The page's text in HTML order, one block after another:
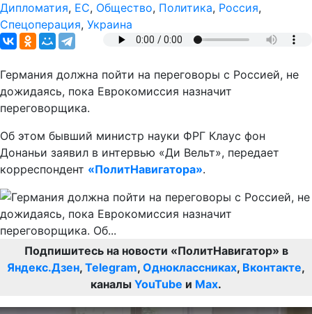
Дипломатия, ЕС, Общество, Политика, Россия,
Спецоперация, Украина
Германия должна пойти на переговоры с Россией, не
дожидаясь, пока Еврокомиссия назначит
переговорщика.
Об этом бывший министр науки ФРГ Клаус фон
Донаньи заявил в интервью «Ди Вельт», передает
корреспондент «ПолитНавигатора».
Подпишитесь на новости «ПолитНавигатор» в
Яндекс.Дзен, Telegram, Одноклассниках, Вконтакте,
каналы YouTube и Max.